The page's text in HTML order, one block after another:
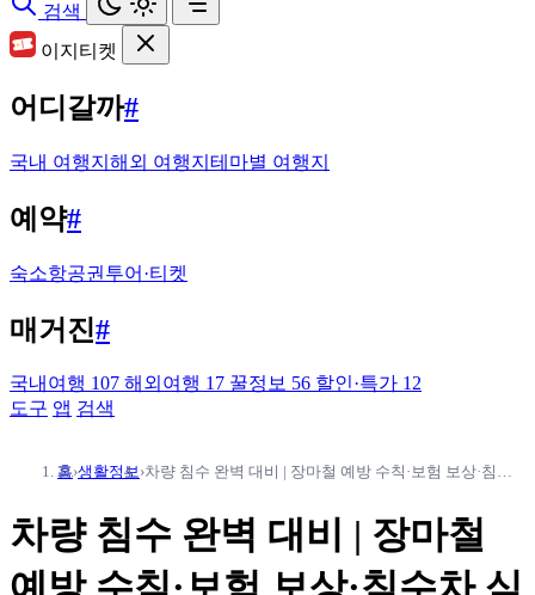
검색
이지티켓
어디갈까#
국내 여행지 해외 여행지 테마별 여행지
예약#
숙소항공권 투어·티켓
매거진#
국내여행 107 해외여행 17 꿀정보 56 할인·특가 12
도구 앱 검색
홈›생활정보› 차량 침수 완벽 대비 | 장마철 예방 수칙·보험 보상·침수차 식별
차량 침수 완벽 대비 | 장마철